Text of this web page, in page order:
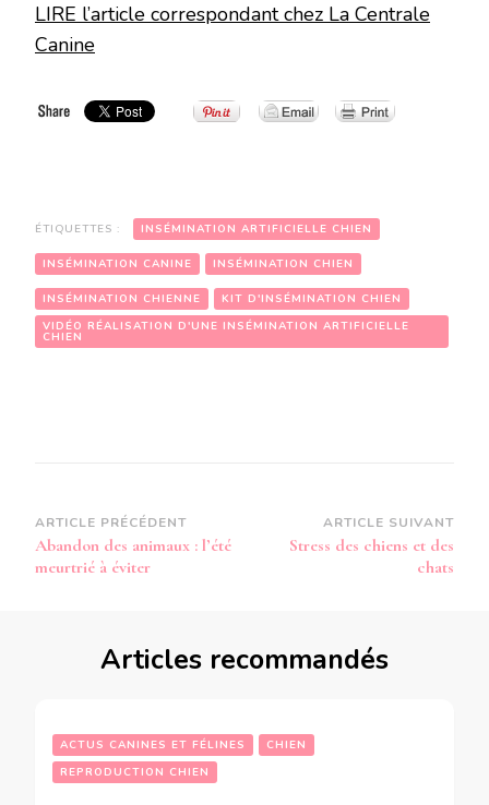
LIRE l’article correspondant chez La Centrale
Canine
ÉTIQUETTES : INSÉMINATION ARTIFICIELLE CHIEN
INSÉMINATION CANINE INSÉMINATION CHIEN
INSÉMINATION CHIENNE
KIT D'INSÉMINATION CHIEN
VIDÉO RÉALISATION D'UNE INSÉMINATION ARTIFICIELLE
CHIEN
Navigation
d’article
ARTICLE PRÉCÉDENT
Abandon des animaux : l’été
meurtrié à éviter
ARTICLE SUIVANT
Stress des chiens et des
chats
Articles recommandés
ACTUS CANINES ET FÉLINES
CHIEN
REPRODUCTION CHIEN